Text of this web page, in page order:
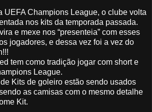
UEFA Champions League, o clube volta
nos kits da temporada passada.
e mexe nos “presenteia” com esses
jogadores, e dessa vez foi a vez do
tem como tradição jogar com short e
League.
Kits de goleiro estão sendo usados
as camisas com o mesmo detalhe
Kit.